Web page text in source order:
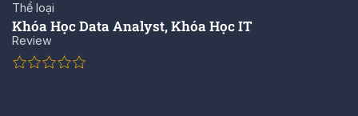
Thể loại
Khóa Học Data Analyst,Khóa Học IT
Review